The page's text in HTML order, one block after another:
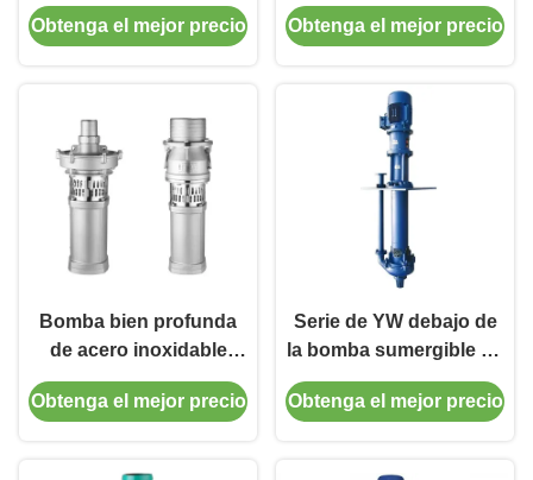
para la descarga inútil
Obtenga el mejor precio
con el impeledor doble
Obtenga el mejor precio
Bomba bien profunda
de acero inoxidable
sumergible inoxidable
de la bomba 50GPM-
Obtenga el mejor precio
Serie de YW debajo de
la bomba sumergible de
aguas residuales del
agua resistente a la
Obtenga el mejor precio